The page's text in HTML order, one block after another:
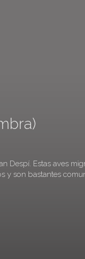
Despí. Estas aves
y son bastantes